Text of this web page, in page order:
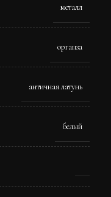
металл
органза
античная латунь
белый